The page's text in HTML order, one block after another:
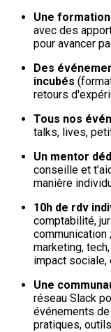
Une
avec des
pour avancer
Des
incubés
retours
Tous nos
talks, lives,
Un mentor
conseille et
manière
10h de rdv
comptabilité,
communication
marketing,
impact sociale,
Une
réseau Slack
événements
pratiques,